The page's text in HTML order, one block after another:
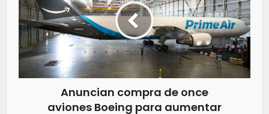
Anuncian compra de once
aviones Boeing para aumentar